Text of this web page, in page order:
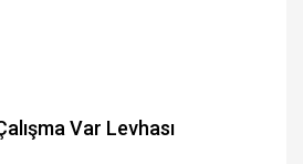
Var Levhası